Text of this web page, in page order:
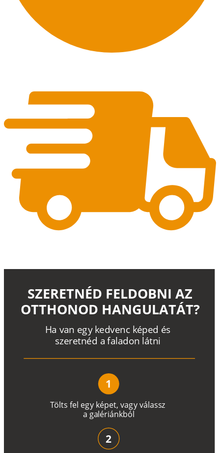
Tölts fel egy képet, vagyválassz
a galériánkból
Ha van egy kedvenc képed és
szeretnéd a faladon látni
SZERETNÉD FELDOBNI AZ
OTTHONOD HANGULATÁT?
1
2